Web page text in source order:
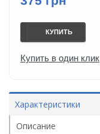
КУПИТЬ
Купить в один клик
Характеристики
Описание